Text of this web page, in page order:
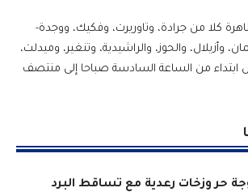
كلا من جرادة، وتاوريرت، وفكيك، ووجدة-
وأزيلال، والحوز، والراشيدية، وتنغير، وميدلت،
ابتداء من الساعة السادسة صباحا إلى منتصف
حر وزخات رعدية مع تساقط البرد